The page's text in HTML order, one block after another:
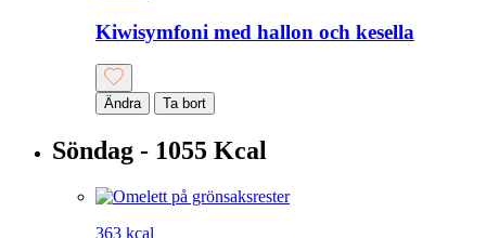
Kiwisymfoni med hallon och kesella
Ändra Ta bort
Söndag - 1055 Kcal
363 kcal